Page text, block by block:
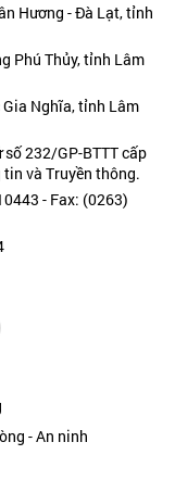
Hương - Đà Lạt, tỉnh
Phú Thủy, tỉnh Lâm
Nghĩa, tỉnh Lâm
232/GP-BTTT cấp
và Truyền thông.
- Fax: (0263)
- An ninh